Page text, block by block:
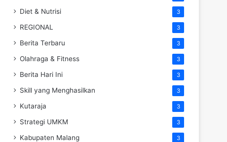
Diet & Nutrisi 3
REGIONAL 3
Berita Terbaru 3
Olahraga & Fitness 3
Berita Hari Ini 3
Skill yang Menghasilkan 3
Kutaraja 3
Strategi UMKM 3
Kabupaten Malang 3